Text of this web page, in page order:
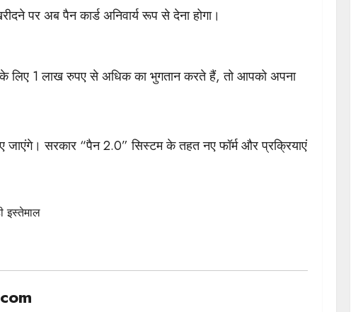
पर अब पैन कार्ड अनिवार्य रूप से देना होगा।
लिए 1 लाख रुपए से अधिक का भुगतान करते हैं, तो आपको अपना
जाएंगे। सरकार “पैन 2.0” सिस्टम के तहत नए फॉर्म और प्रक्रियाएं
इस्तेमाल